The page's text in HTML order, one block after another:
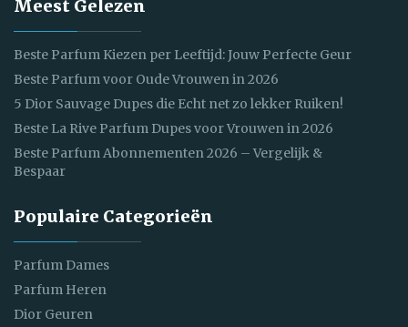
Meest Gelezen
Beste Parfum Kiezen per Leeftijd: Jouw Perfecte Geur
Beste Parfum voor Oude Vrouwen in 2026
5 Dior Sauvage Dupes die Echt net zo lekker Ruiken!
Beste La Rive Parfum Dupes voor Vrouwen in 2026
Beste Parfum Abonnementen 2026 – Vergelijk &
Bespaar
Populaire Categorieën
Parfum Dames
Parfum Heren
Dior Geuren